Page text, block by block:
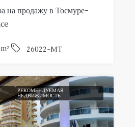
на продажу в Тосмуре-
m² 26022-MT
РЕКОМЕНДУЕМАЯ
НЕДВИЖИМОСТЬ